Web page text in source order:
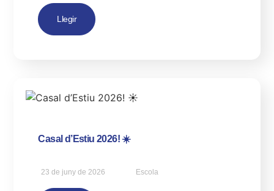
Llegir
Casal d’Estiu 2026! ☀️
23 de juny de 2026 Escola